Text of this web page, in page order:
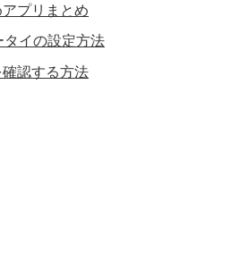
アプリまとめ
タイの設定方法
認する方法